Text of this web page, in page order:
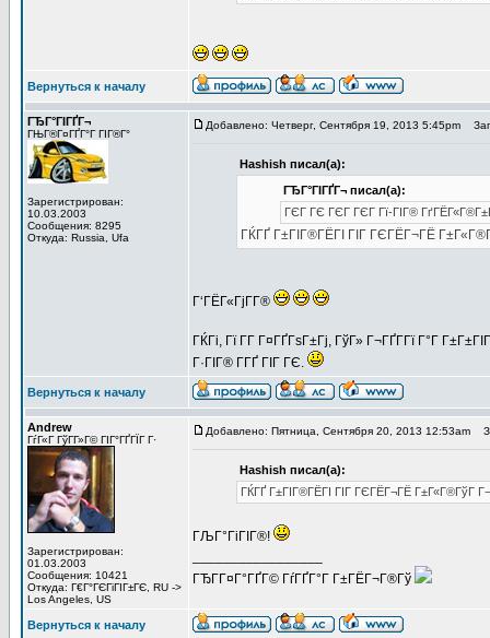
Вернуться к началу
ГЂГ°ГІГҐГ¬
ГЊГ®Г¤ГҐГ°Г ГІГ®Г°
Зарегистрирован:
10.03.2003
Сообщения: 8295
Откуда: Russia, Ufa
Добавлено: Четверг, Сентября 19, 2013 5:45pm
Hashish писал(а):
ГЂГ°ГІГҐГ¬ писал(а):
ГЄГ ГЄ ГЄГ ГЄГ Гї-ГІГ®
ГЌГҐ Г±ГІГ®ГЁГІ ГІГ ГЄГЁГ¬ГЁ
Г‘ГЁГ«ГјГ­Г®
ГЌГі, Гї Г­Г Г¤ГҐГѕГ±Гј, ГўГ» Г¬ГҐГ­Гї Г°Г
Г·ГІГ® Г­ГҐ ГІГ ГЄ.
Вернуться к началу
Andrew
ГѓГ«Г ГўГ­Г»Г© ГІГ°ГҐГЇГ Г·
Зарегистрирован:
01.03.2003
Сообщения: 10421
Откуда: Г€Г°ГЄГіГІГ±ГЄ, RU ->
Los Angeles, US
Добавлено: Пятница, Сентября 20, 2013 12:53am
Hashish писал(а):
ГЌГҐ Г±ГІГ®ГЁГІ ГІГ ГЄГЁГ¬ГЁ Г±Г«Г®ГўГ
ГЉГ°ГіГІГ®!
ГЂГ­Г¤Г°ГҐГ© ГѓГҐГ°Г Г±ГЁГ¬Г®Гў
Вернуться к началу